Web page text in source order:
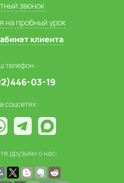
звонок
на пробный урок
клиента
телефон:
03-19
соцсетях:
друзьям о нас: